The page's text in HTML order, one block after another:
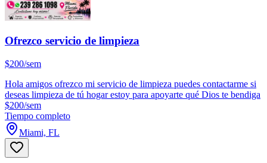
Ofrezco servicio de limpieza
$200/sem
Hola amigos ofrezco mi servicio de limpieza puedes contactarme si
deseas limpieza de tú hogar estoy para apoyarte qué Dios te bendiga
$200/sem
Tiempo completo
Miami, FL